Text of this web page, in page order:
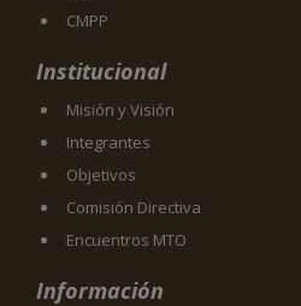
CMPP
Institucional
Misión y Visión
Integrantes
Objetivos
Comisión Directiva
Encuentros MTO
Información